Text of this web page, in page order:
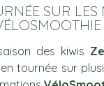
SUR
des kiwis
tournée sur